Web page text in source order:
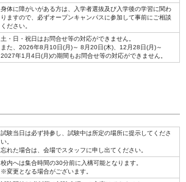
身体に障がいがある方は、入学者選抜及び入学後の学習に関わ
りますので、必ずオープンキャンパスに参加して事前にご相談
ください。
土・日・祝日はお問合せ等の対応ができません。
また、2026年8月10日(月)～ 8月20日(木)、12月28日(月)～
2027年1月4日(月)の期間もお問合せ等の対応ができません。
試験当日は必ず持参し、試験中は所定の場所に提示してくださ
い。
忘れた場合は、会場でスタッフに申し出てください。
校内へは集合時間の30分前に入構可能となります。
※変更となる場合がございます。